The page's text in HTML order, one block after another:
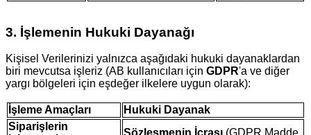
3. İşlemenin Hukuki Dayanağı
Kişisel Verilerinizi yalnızca aşağıdaki hukuki dayanaklardan
biri mevcutsa işleriz (AB kullanıcıları için GDPR'a ve diğer
yargı bölgeleri için eşdeğer ilkelere uygun olarak):
İşleme Amaçları
Hukuki Dayanak
Siparişlerin
Sözleşmenin İcrası (GDPR Madde